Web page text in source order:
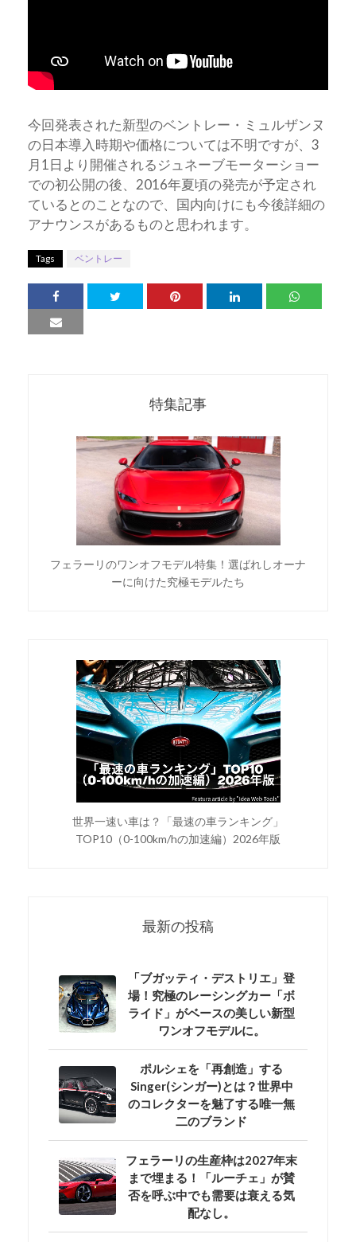
今回発表された新型のベントレー・ミュルザンヌ
の日本導入時期や価格については不明ですが、3
月1日より開催されるジュネーブモーターショー
での初公開の後、2016年夏頃の発売が予定され
ているとのことなので、国内向けにも今後詳細の
アナウンスがあるものと思われます。
Tags ベントレー
特集記事
フェラーリのワンオフモデル特集！選ばれしオーナ
ーに向けた究極モデルたち
世界一速い車は？「最速の車ランキング」
TOP10（0-100km/hの加速編）2026年版
最新の投稿
「ブガッティ・デストリエ」登
場！究極のレーシングカー「ボ
ライド」がベースの美しい新型
ワンオフモデルに。
ポルシェを「再創造」する
Singer(シンガー)とは？世界中
のコレクターを魅了する唯一無
二のブランド
フェラーリの生産枠は2027年末
まで埋まる！「ルーチェ」が賛
否を呼ぶ中でも需要は衰える気
配なし。